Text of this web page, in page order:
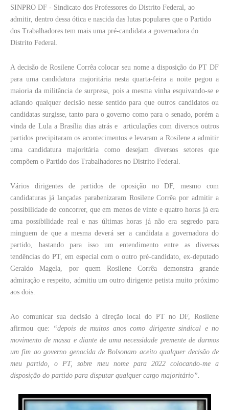
SINPRO DF - Sindicato dos Professores do Distrito Federal, ao
admitir, dentro dessa ótica e nascida das lutas populares que o Partido
dos Trabalhadores tem mais uma pré-candidata a governadora do
Distrito Federal.
A decisão de Rosilene Corrêa colocar seu nome a disposição do PT DF
para uma candidatura majoritária nesta quarta-feira a noite pegou a
maioria da militância de surpresa, pois a mesma vinha esquivando-se e
adiando qualquer decisão nesse sentido para que outros candidatos ou
candidatas surgisse, tanto para o governo como para o senado, porém a
vinda de Lula a Brasília dias atrás e
articulações com diversos outros
partidos precipitaram os acontecimentos e levaram a Rosilene a admitir
uma candidatura majoritária como desejam diversos setores que
compõem o Partido dos Trabalhadores no Distrito Federal.
Vários dirigentes de partidos de oposição no DF, mesmo com
candidaturas já lançadas parabenizaram Rosilene Corrêa por admitir a
possibilidade de concorrer, que em menos de vinte e quatro horas já era
uma possibilidade real e nas últimas horas já não era segredo para
minguem de que a mesma deverá ser a candidata a governadora do
partido, bastando para isso um entendimento entre as diversas
tendências do PT, em especial com o outro pré-candidato, ex-deputado
Geraldo Magela, por quem Rosilene Corrêa demonstra grande
admiração e respeito, admitiu um outro dirigente petista muito próximo
aos dois.
Ao comunicar sua decisão á direção local do PT no DF, Rosilene
afirmou que:
“depois de muitos anos como dirigente sindical e no
movimento de massa e diante de uma necessidade premente de darmos
um fim ao governo genocida de Bolsonaro aceito qualquer decisão de
meu partido, o PT, sobre meu nome para 2022 colocando-me a
disposição do partido para disputar qualquer cargo majoritário”.